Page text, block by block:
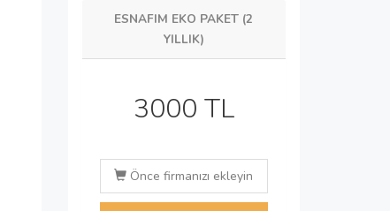
ESNAFIM EKO PAKET (2
YILLIK)
3000 TL
Önce firmanızı ekleyin